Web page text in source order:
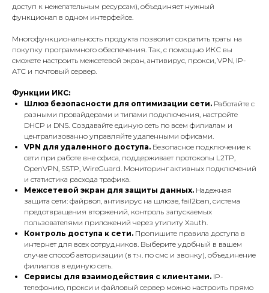
доступ к нежелательным ресурсам), объединяет нужный
функционал в одном интерфейсе.
Многофункциональность продукта позволит сократить траты на
покупку программного обеспечения. Так, с помощью ИКС вы
сможете настроить межсетевой экран, антивирус, прокси, VPN, IP-
ATC и почтовый сервер.
Функции ИКС:
Шлюз безопасности для оптимизации сети. Работайте с
разными провайдерами и типами подключения, настройте
DHCP и DNS. Создавайте единую сеть по всем филиалам и
централизованно управляйте удаленными офисами.
VPN для удаленного доступа. Безопасное подключение к
сети при работе вне офиса, поддерживает протоколы L2TP,
OpenVPN, SSTP, WireGuard. Мониторинг активных подключений
и статистика расхода трафика.
Межсетевой экран для защиты данных. Надежная
защита сети: файрвол, антивирус на шлюзе, fail2ban, система
предотвращения вторжений, контроль запускаемых
пользователями приложений через утилиту Xauth.
Контроль доступа к сети. Пропишите правила доступа в
интернет для всех сотрудников. Выберите удобный в вашем
случае способ авторизации (в т.ч. по смс и звонку), объединение
филиалов в единую сеть.
Сервисы для взаимодействия с клиентами. IP-
телефонию, прокси и файловый сервер можно настроить прямо